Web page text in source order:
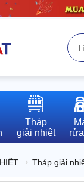
Tháp
giải nhiệt
Tháp giải